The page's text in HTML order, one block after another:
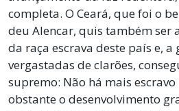
completa. O Ceará, que foi o
deu Alencar, quis também ser
da raça escrava deste país e,
vergastadas de clarões,
supremo: Não há mais escravo
obstante o desenvolvimento